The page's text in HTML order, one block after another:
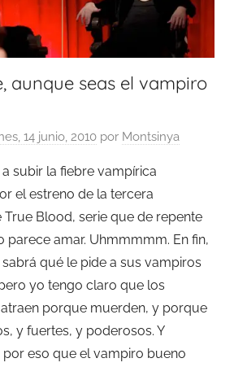
aunque seas el vampiro
14 junio, 2010 por Montsinya
subir la fiebre vampírica
el estreno de la tercera
Blood, serie que de repente
parece amar. Uhmmmmm. En fin,
qué le pide a sus vampiros
yo tengo claro que los
porque muerden, y porque
y fuertes, y poderosos. Y
por eso que el vampiro bueno